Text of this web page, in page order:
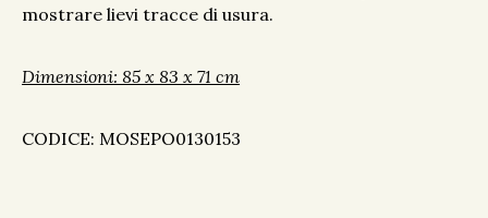
mostrare lievi tracce di usura.
Dimensioni: 85 x 83 x 71 cm
CODICE: MOSEPO0130153